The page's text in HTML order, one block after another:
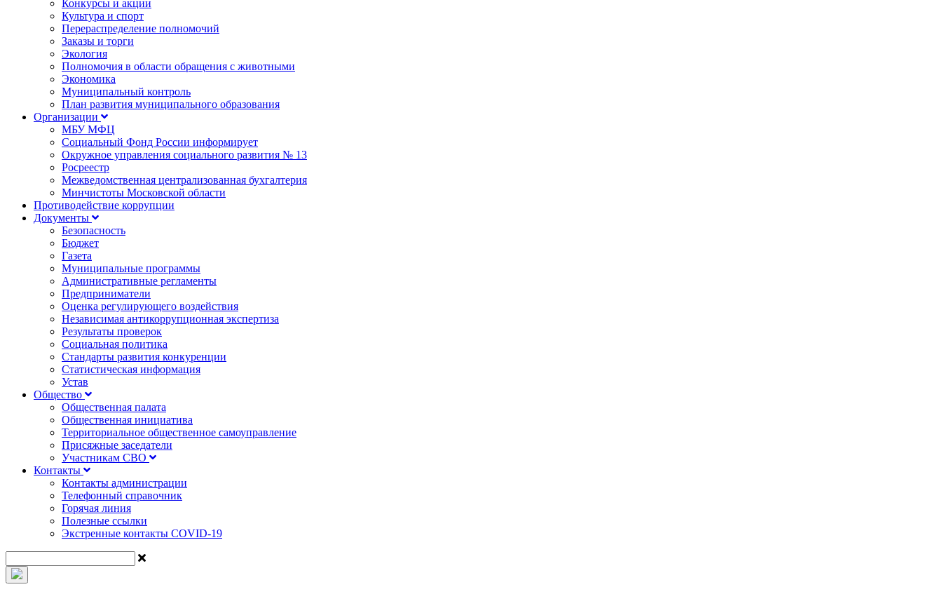
Конкурсы и акции
Культура и спорт
Перераспределение полномочий
Заказы и торги
Экология
Полномочия в области обращения с животными
Экономика
Муниципальный контроль
План развития муниципального образования
Организации
МБУ МФЦ
Социальный Фонд России информирует
Окружное управления социального развития № 13
Росреестр
Межведомственная централизованная бухгалтерия
Минчистоты Московской области
Противодействие коррупции
Документы
Безопасность
Бюджет
Газета
Муниципальные программы
Административные регламенты
Предприниматели
Оценка регулирующего воздействия
Независимая антикоррупционная экспертиза
Результаты проверок
Социальная политика
Стандарты развития конкуренции
Статистическая информация
Устав
Общество
Общественная палата
Общественная инициатива
Территориальное общественное самоуправление
Присяжные заседатели
Участникам СВО
Контакты
Контакты администрации
Телефонный справочник
Горячая линия
Полезные ссылки
Экстренные контакты COVID-19